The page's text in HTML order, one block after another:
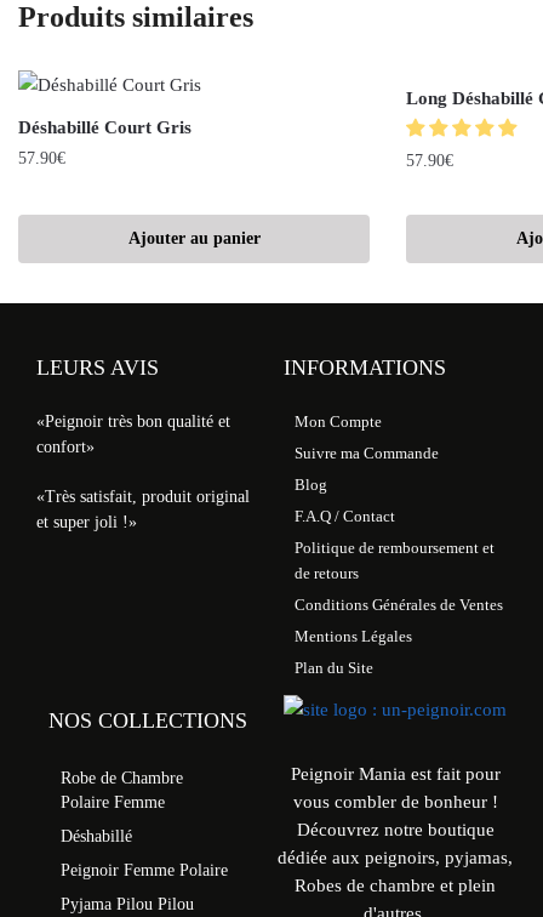
Produits similaires
Déshabillé Court Gris
57.90€
Ajouter au panier
Long Déshabillé
57.90€
LEURS AVIS
«Peignoir très bon qualité et
confort»
«Très satisfait, produit original
et super joli !»
INFORMATIONS
Mon Compte
Suivre ma Commande
Blog
F.A.Q / Contact
Politique de remboursement et
de retours
Conditions Générales de Ventes
Mentions Légales
Plan du Site
NOS COLLECTIONS
Robe de Chambre
Polaire Femme
Déshabillé
Peignoir Femme Polaire
Pyjama Pilou Pilou
Peignoir Mania est fait pour
vous combler de bonheur !
Découvrez notre boutique
dédiée aux peignoirs, pyjamas,
Robes de chambre et plein
d'autres.